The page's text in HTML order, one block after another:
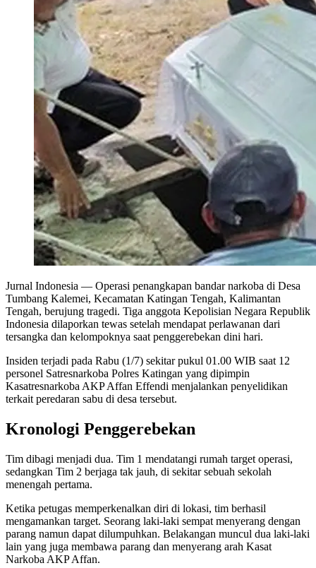
Jurnal Indonesia — Operasi penangkapan bandar narkoba di Desa
Tumbang Kalemei, Kecamatan Katingan Tengah, Kalimantan
Tengah, berujung tragedi. Tiga anggota Kepolisian Negara Republik
Indonesia dilaporkan tewas setelah mendapat perlawanan dari
tersangka dan kelompoknya saat penggerebekan dini hari.
Insiden terjadi pada Rabu (1/7) sekitar pukul 01.00 WIB saat 12
personel Satresnarkoba Polres Katingan yang dipimpin
Kasatresnarkoba AKP Affan Effendi menjalankan penyelidikan
terkait peredaran sabu di desa tersebut.
Kronologi Penggerebekan
Tim dibagi menjadi dua. Tim 1 mendatangi rumah target operasi,
sedangkan Tim 2 berjaga tak jauh, di sekitar sebuah sekolah
menengah pertama.
Ketika petugas memperkenalkan diri di lokasi, tim berhasil
mengamankan target. Seorang laki-laki sempat menyerang dengan
parang namun dapat dilumpuhkan. Belakangan muncul dua laki-laki
lain yang juga membawa parang dan menyerang arah Kasat
Narkoba AKP Affan.